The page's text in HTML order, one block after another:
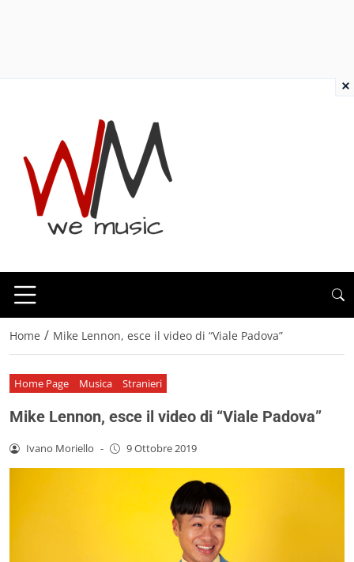
Home / Mike Lennon, esce il video di “Viale Padova”
Home Page Musica Stranieri
Mike Lennon, esce il video di “Viale Padova”
Ivano Moriello - 9 Ottobre 2019
×